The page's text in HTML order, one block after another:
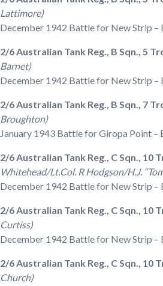
Lattimore)
December 1942 Battle for New Strip –
2/6 Australian Tank Reg., B Sqn., 5
Barnet)
December 1942 Battle for New Strip –
2/6 Australian Tank Reg., B Sqn., 7
Broughton)
January 1943 Battle for Giropa Point –
2/6 Australian Tank Reg., C Sqn., 10
Whitehead/Lt.Col. R Hodgson/H.J.
December 1942 Battle for New Strip –
2/6 Australian Tank Reg., C Sqn., 10
Curtiss)
December 1942 Battle for New Strip –
2/6 Australian Tank Reg., C Sqn., 10
Church)